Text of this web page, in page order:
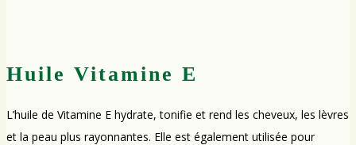
Huile Vitamine E
L’huile de Vitamine E hydrate, tonifie et rend les cheveux, les lèvres
et la peau plus rayonnantes. Elle est également utilisée pour